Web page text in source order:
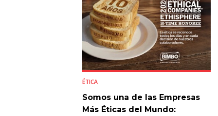
ÉTICA
Somos una de las Empresas
Más Éticas del Mundo: